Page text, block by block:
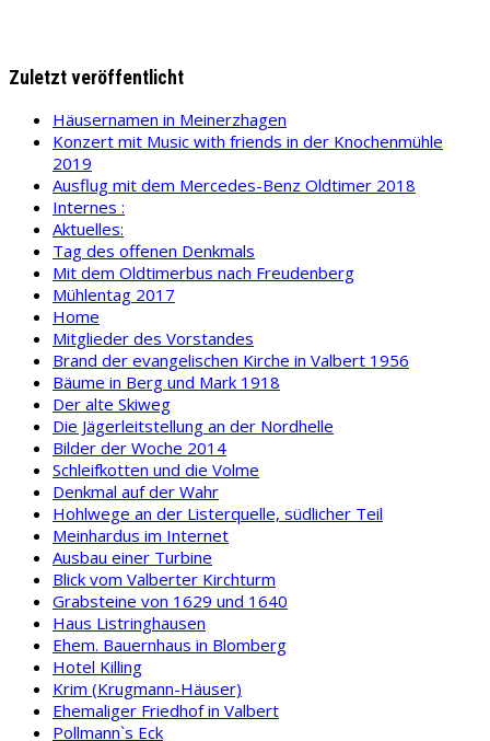
Zuletzt veröffentlicht
Häusernamen in Meinerzhagen
Konzert mit Music with friends in der Knochenmühle
2019
Ausflug mit dem Mercedes-Benz Oldtimer 2018
Internes :
Aktuelles:
Tag des offenen Denkmals
Mit dem Oldtimerbus nach Freudenberg
Mühlentag 2017
Home
Mitglieder des Vorstandes
Brand der evangelischen Kirche in Valbert 1956
Bäume in Berg und Mark 1918
Der alte Skiweg
Die Jägerleitstellung an der Nordhelle
Bilder der Woche 2014
Schleifkotten und die Volme
Denkmal auf der Wahr
Hohlwege an der Listerquelle, südlicher Teil
Meinhardus im Internet
Ausbau einer Turbine
Blick vom Valberter Kirchturm
Grabsteine von 1629 und 1640
Haus Listringhausen
Ehem. Bauernhaus in Blomberg
Hotel Killing
Krim (Krugmann-Häuser)
Ehemaliger Friedhof in Valbert
Pollmann`s Eck